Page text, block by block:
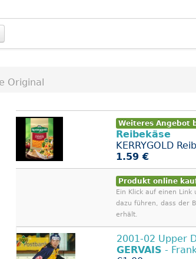
Original
Weiteres Angebot
Reibekäse
KERRYGOLD
1.59 €
Produkt online
Ein Klick auf einen
dazu führen, dass der
erhält.
2001-02 Upper
GERVAIS -